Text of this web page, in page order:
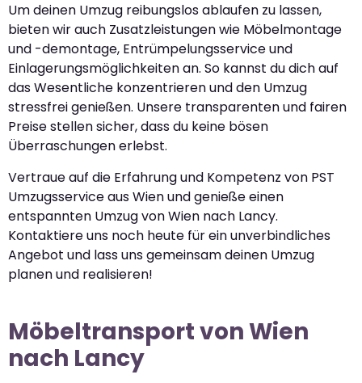
Um deinen Umzug reibungslos ablaufen zu lassen,
bieten wir auch Zusatzleistungen wie Möbelmontage
und -demontage, Entrümpelungsservice und
Einlagerungsmöglichkeiten an. So kannst du dich auf
das Wesentliche konzentrieren und den Umzug
stressfrei genießen. Unsere transparenten und fairen
Preise stellen sicher, dass du keine bösen
Überraschungen erlebst.
Vertraue auf die Erfahrung und Kompetenz von PST
Umzugsservice aus Wien und genieße einen
entspannten Umzug von Wien nach Lancy.
Kontaktiere uns noch heute für ein unverbindliches
Angebot und lass uns gemeinsam deinen Umzug
planen und realisieren!
Möbeltransport von Wien
nach Lancy